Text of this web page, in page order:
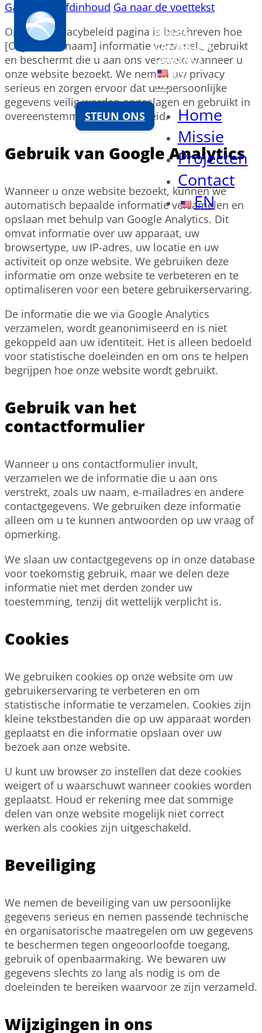
Ga naar hoofdinhoud Ga naar de voettekst
HOME
MISSIE
PROJECTEN
CONTACT
EN
Home
Missie
Projecten
Contact
EN
STEUN ONS
Op deze privacybeleid pagina is beschreven hoe
[Organisatienaam] informatie verzamelt, gebruikt
en beschermt die u aan ons verstrekt wanneer u
onze website bezoekt. We nemen uw privacy
serieus en zorgen ervoor dat uw persoonlijke
gegevens veilig worden opgeslagen en gebruikt in
overeenstemming met dit beleid.
Gebruik van Google Analytics
Wanneer u onze website bezoekt, kunnen we
automatisch bepaalde informatie verzamelen en
opslaan met behulp van Google Analytics. Dit
omvat informatie over uw apparaat, uw
browsertype, uw IP-adres, uw locatie en uw
activiteit op onze website. We gebruiken deze
informatie om onze website te verbeteren en te
optimaliseren voor een betere gebruikerservaring.
De informatie die we via Google Analytics
verzamelen, wordt geanonimiseerd en is niet
gekoppeld aan uw identiteit. Het is alleen bedoeld
voor statistische doeleinden en om ons te helpen
begrijpen hoe onze website wordt gebruikt.
Gebruik van het
contactformulier
Wanneer u ons contactformulier invult,
verzamelen we de informatie die u aan ons
verstrekt, zoals uw naam, e-mailadres en andere
contactgegevens. We gebruiken deze informatie
alleen om u te kunnen antwoorden op uw vraag of
opmerking.
We slaan uw contactgegevens op in onze database
voor toekomstig gebruik, maar we delen deze
informatie niet met derden zonder uw
toestemming, tenzij dit wettelijk verplicht is.
Cookies
We gebruiken cookies op onze website om uw
gebruikerservaring te verbeteren en om
statistische informatie te verzamelen. Cookies zijn
kleine tekstbestanden die op uw apparaat worden
geplaatst en die informatie opslaan over uw
bezoek aan onze website.
U kunt uw browser zo instellen dat deze cookies
weigert of u waarschuwt wanneer cookies worden
geplaatst. Houd er rekening mee dat sommige
delen van onze website mogelijk niet correct
werken als cookies zijn uitgeschakeld.
Beveiliging
We nemen de beveiliging van uw persoonlijke
gegevens serieus en nemen passende technische
en organisatorische maatregelen om uw gegevens
te beschermen tegen ongeoorloofde toegang,
gebruik of openbaarmaking. We bewaren uw
gegevens slechts zo lang als nodig is om de
doeleinden te bereiken waarvoor ze zijn verzameld.
Wijzigingen in ons